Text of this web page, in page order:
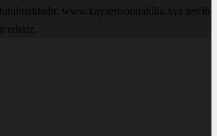
www.kayserisondakika.xyz tercih
ederiz.